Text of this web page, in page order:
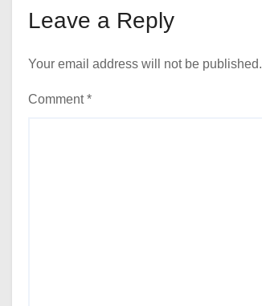
Leave a Reply
Your email address will not be published.
Comment*